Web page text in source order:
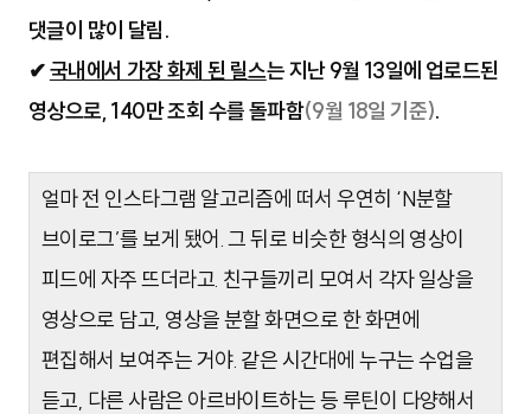
댓글이 많이 달림.
✔국내에서 가장 화제 된 릴스는 지난 9월 13일에 업로드된
영상으로, 140만 조회 수를 돌파함(9월 18일 기준).
얼마 전 인스타그램 알고리즘에 떠서 우연히 ‘N분할
브이로그’를 보게 됐어. 그 뒤로 비슷한 형식의 영상이
피드에 자주 뜨더라고. 친구들끼리 모여서 각자 일상을
영상으로 담고, 영상을 분할 화면으로 한 화면에
편집해서 보여주는 거야. 같은 시간대에 누구는 수업을
듣고, 다른 사람은 아르바이트하는 등 루틴이 다양해서